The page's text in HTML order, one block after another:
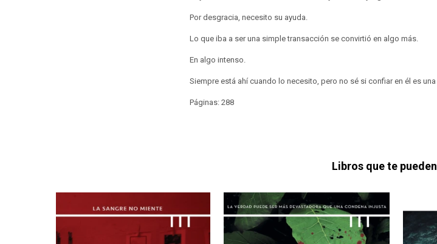
Por desgracia, necesito su ayuda.
Lo que iba a ser una simple transacción se convirtió en algo más.
En algo intenso.
Siempre está ahí cuando lo necesito, pero no sé si confiar en él es
Páginas: 288
Libros que te